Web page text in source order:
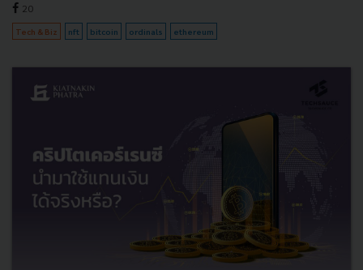
20
Tech & Biz nft bitcoin ordinals ethereum